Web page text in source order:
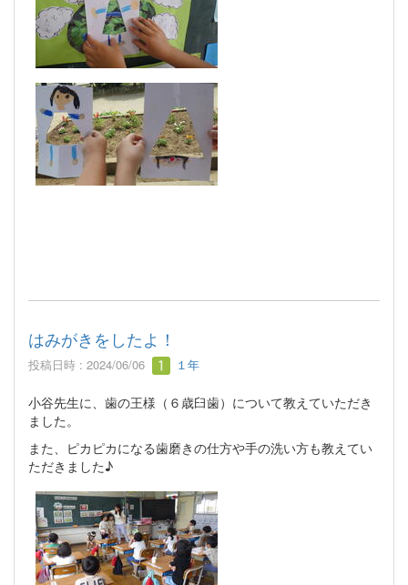
はみがきをしたよ！
投稿日時 : 2024/06/06 １年
小谷先生に、歯の王様（６歳臼歯）について教えていただき
ました。
また、ピカピカになる歯磨きの仕方や手の洗い方も教えてい
ただきました♪